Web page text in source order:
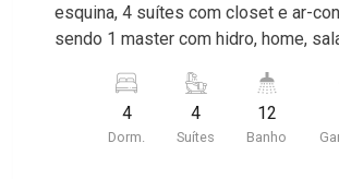
esquina, 4 suítes com closet e ar-
sendo 1 master com hidro, home,
lavabo, copa, cozinha e área de
planejadas, roupeiro, despensa,
dependências de empregada, sacada,
4
Dorm.
4
Suítes
12
Banho